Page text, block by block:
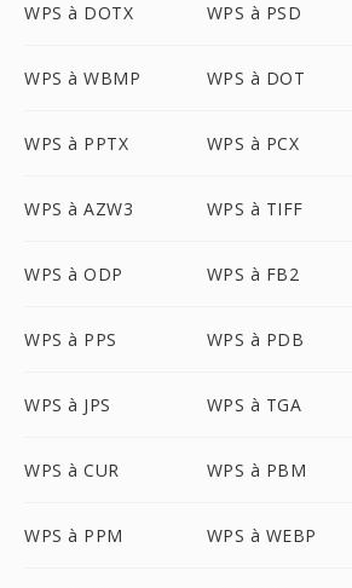
WPS à DOTX WPS à PSD
WPS à WBMP WPS à DOT
WPS à PPTX WPS à PCX
WPS à AZW3 WPS à TIFF
WPS à ODP WPS à FB2
WPS à PPS WPS à PDB
WPS à JPS WPS à TGA
WPS à CUR WPS à PBM
WPS à PPM WPS à WEBP